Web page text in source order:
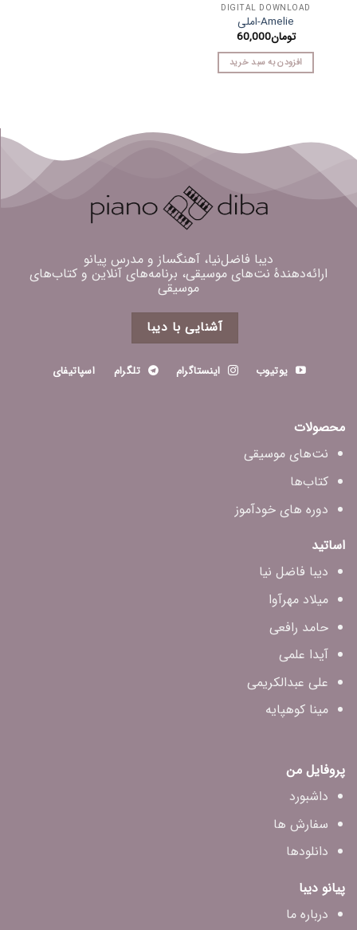
DIGITAL DOWNLOAD
Amelie-املی
تومان60,000
افزودن به سبد خرید
دیبا فاضل‌نیا، آهنگساز و مدرس پیانو
ارائه‌دهندهٔ نت‌های موسیقی، برنامه‌های آنلاین و کتاب‌های
موسیقی
آشنایی با دیبا
یوتیوب اینستاگرام تلگرام اسپاتیفای
محصولات
نت‌های موسیقی
کتاب‌ها
دوره های خودآموز
اساتید
دیبا فاضل‌ نیا
میلاد مهرآوا
حامد رافعی
آیدا علمی
علی عبدالکریمی
مینا کوهپایه
پروفایل من
داشبورد
سفارش ها
دانلودها
پیانو دیبا
درباره ما